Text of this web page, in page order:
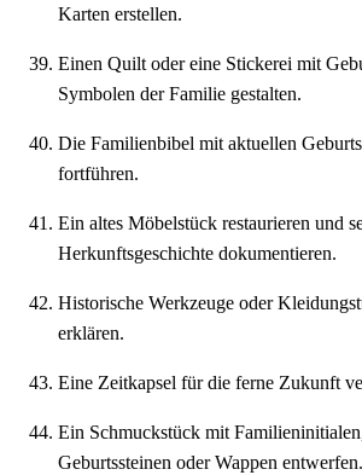
Karten erstellen.
Einen Quilt oder eine Stickerei mit
Symbolen der Familie gestalten.
Die Familienbibel mit aktuellen
fortführen.
Ein altes Möbelstück restaurieren und
Herkunftsgeschichte dokumentieren.
Historische Werkzeuge oder
erklären.
Eine Zeitkapsel für die ferne Zukunft
Ein Schmuckstück mit
Geburtssteinen oder Wappen entwerfen.